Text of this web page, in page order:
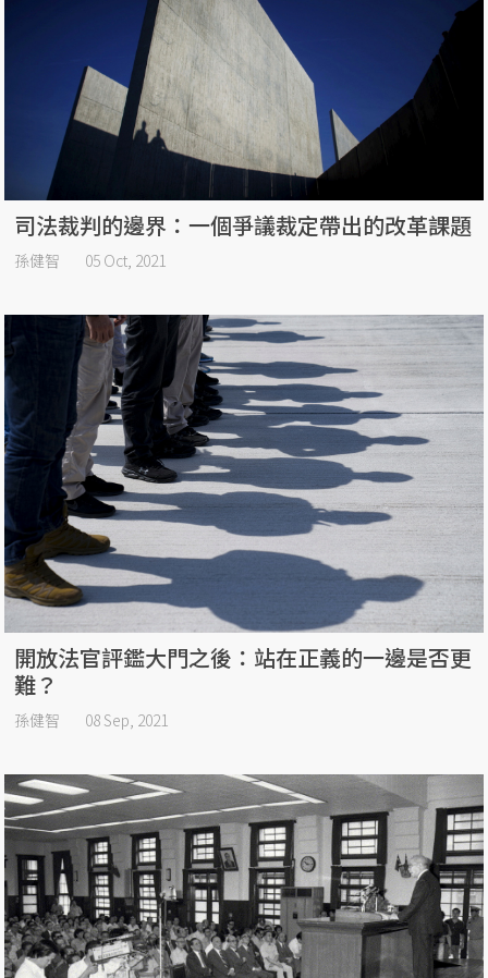
司法裁判的邊界：一個爭議裁定帶出的改革課題
孫健智 05 Oct, 2021
開放法官評鑑大門之後：站在正義的一邊是否更
難？
孫健智 08 Sep, 2021